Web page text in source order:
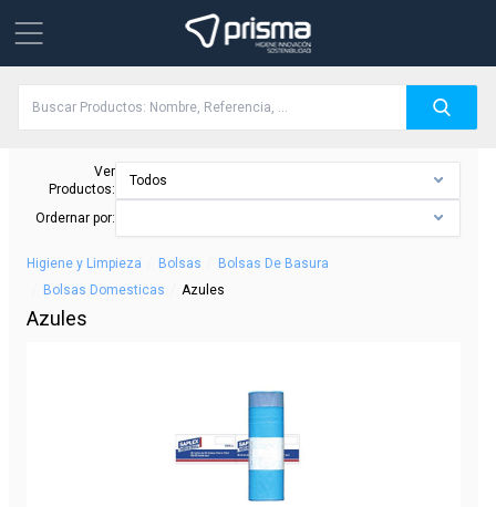
Ver
Productos:
Todos
Ordernar por:
Higiene y Limpieza Bolsas Bolsas De Basura
Bolsas Domesticas Azules
Azules